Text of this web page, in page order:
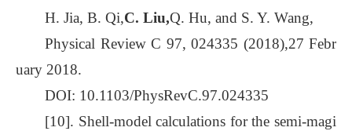
H. Jia, B. Qi,C. Liu,Q. Hu, and S. Y. Wang,
Physical Review C 97, 024335 (2018),27 Febr
uary 2018.
DOI: 10.1103/PhysRevC.97.024335
[10]. Shell-model calculations for the semi-magi